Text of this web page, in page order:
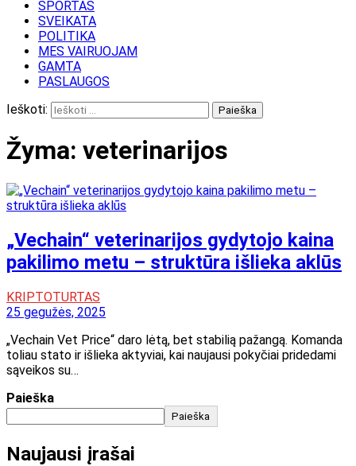
SPORTAS
SVEIKATA
POLITIKA
MES VAIRUOJAM
GAMTA
PASLAUGOS
Ieškoti:
Žyma: veterinarijos
„Vechain“ veterinarijos gydytojo kaina
pakilimo metu – struktūra išlieka aklūs
KRIPTOTURTAS
25 gegužės, 2025
„Vechain Vet Price“ daro lėtą, bet stabilią pažangą. Komanda
toliau stato ir išlieka aktyviai, kai naujausi pokyčiai pridedami
sąveikos su…
Paieška
Paieška
Naujausi įrašai